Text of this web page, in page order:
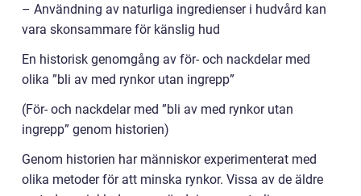
– Användning av naturliga ingredienser i hudvård kan
vara skonsammare för känslig hud
En historisk genomgång av för- och nackdelar med
olika ”bli av med rynkor utan ingrepp”
(För- och nackdelar med ”bli av med rynkor utan
ingrepp” genom historien)
Genom historien har människor experimenterat med
olika metoder för att minska rynkor. Vissa av de äldre